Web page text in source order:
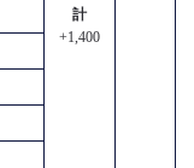
計
+1,400